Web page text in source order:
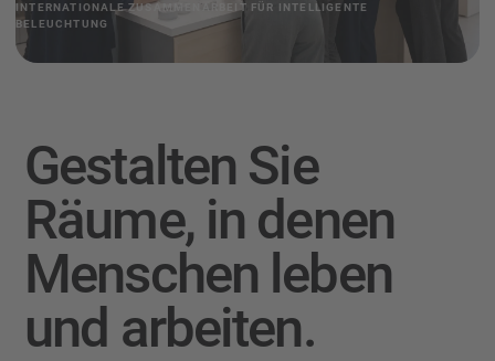
Gestalten Sie
Räume, in denen
Menschen leben
und arbeiten.
INTERNATIONALE ZUSAMMENARBEIT FÜR INTELLIGENTE
BELEUCHTUNG